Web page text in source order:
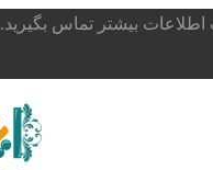
تماس بگیرید. 09150523004